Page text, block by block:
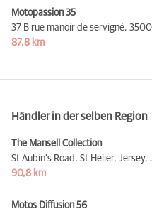
Motopassion 35
37 B rue manoir de servigné,
87,8 km
Händler in der selben Region
The Mansell Collection
St Aubin's Road, St Helier, Jersey,
90,8 km
Motos Diffusion 56